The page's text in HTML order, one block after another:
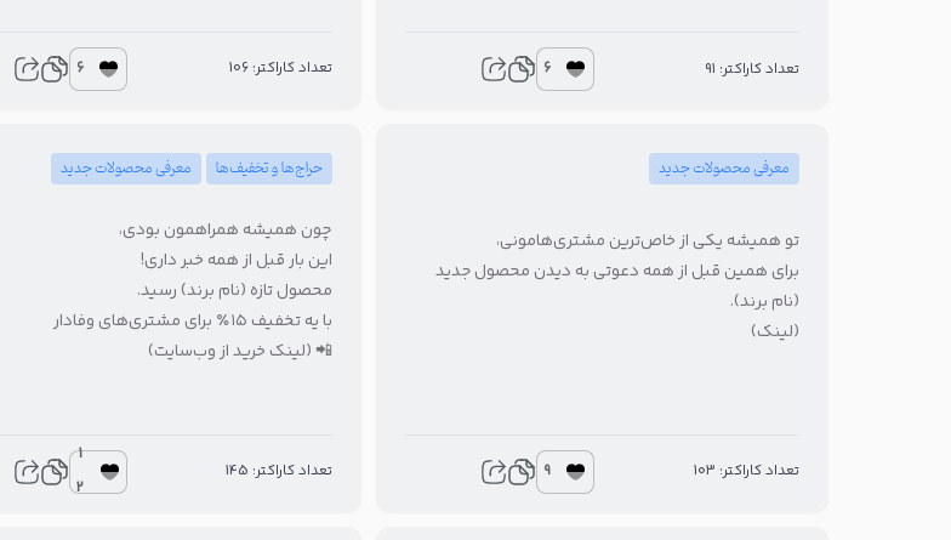
تعداد کاراکتر: 91 6 تعداد کاراکتر: 106 6
معرفی محصولات جدید
تو همیشه یکی از خاص‌ترین مشتری‌هامونی،
برای همین قبل از همه دعوتی به دیدن محصول جدید
(نام برند).
(لینک)
تعداد کاراکتر: 103 9
حراج‌ها و تخفیف‌ها معرفی محصولات جدید
چون همیشه همراهمون بودی،
این بار قبل از همه خبر داری!
محصول تازه (نام برند) رسید.
با یه تخفیف ۱۵٪ برای مشتری‌های وفادار
📲 (لینک خرید از وب‌سایت)
تعداد کاراکتر: 145
1
2